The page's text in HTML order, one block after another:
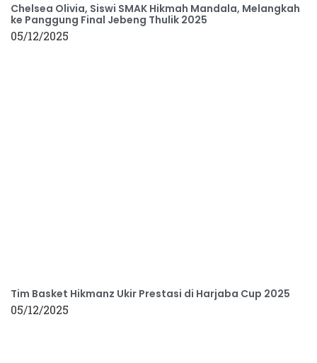
Chelsea Olivia, Siswi SMAK Hikmah Mandala, Melangkah
ke Panggung Final Jebeng Thulik 2025
05/12/2025
Tim Basket Hikmanz Ukir Prestasi di Harjaba Cup 2025
05/12/2025